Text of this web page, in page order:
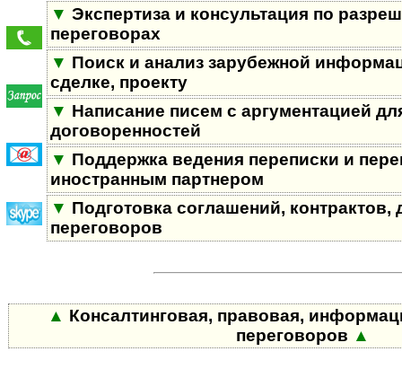
▼ Экспертиза и консультация по
переговорах
▼ Поиск и анализ зарубежной
сделке, проекту
▼ Написание писем с аргументацией
договоренностей
▼ Поддержка ведения переписки и
иностранным партнером
▼ Подготовка соглашений, контрактов,
переговоров
▲ Консалтинговая, правовая,
переговоров ▲